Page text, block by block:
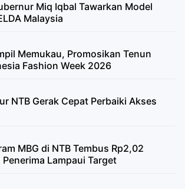
Miq Iqbal Tawarkan Model
Malaysia
Memukau, Promosikan Tenun
Fashion Week 2026
NTB Gerak Cepat Perbaiki Akses
MBG di NTB Tembus Rp2,02
Lampaui Target